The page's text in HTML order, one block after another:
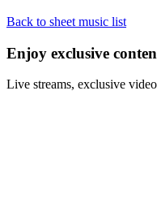
Back to sheet music list
Enjoy exclusive
Live streams, exclusive